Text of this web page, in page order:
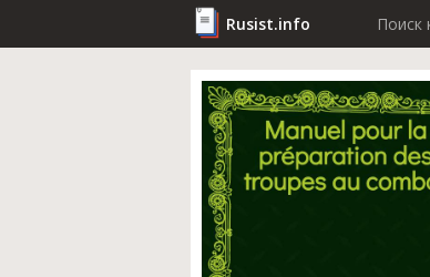
Rusist.info Поиск